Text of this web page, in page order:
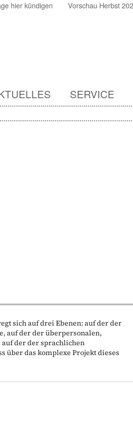
hier kündigen Vorschau Herbst
SERVICE
sich auf drei Ebenen: auf der der
auf der der überpersonalen,
der der sprachlichen
über das komplexe Projekt dieses